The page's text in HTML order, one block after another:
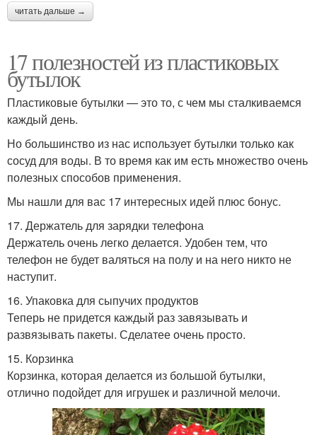
читать дальше →
17 полезностей из пластиковых
бутылок
Пластиковые бутылки — это то, с чем мы сталкиваемся
каждый день.
Но большинство из нас использует бутылки только как
сосуд для воды. В то время как им есть множество очень
полезных способов применения.
Мы нашли для вас 17 интересных идей плюс бонус.
17. Держатель для зарядки телефона
Держатель очень легко делается. Удобен тем, что
телефон не будет валяться на полу и на него никто не
наступит.
16. Упаковка для сыпучих продуктов
Теперь не придется каждый раз завязывать и
развязывать пакеты. Сделатее очень просто.
15. Корзинка
Корзинка, которая делается из большой бутылки,
отлично подойдет для игрушек и различной мелочи.